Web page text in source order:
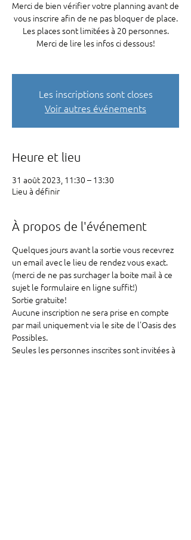
Merci de bien vérifier votre planning avant de
vous inscrire afin de ne pas bloquer de place.
Les places sont limitées à 20 personnes.
Merci de lire les infos ci dessous!
Les inscriptions sont closes
Voir autres événements
Heure et lieu
31 août 2023, 11:30 – 13:30
Lieu à définir
À propos de l'événement
Quelques jours avant la sortie vous recevrez
un email avec le lieu de rendez vous exact.
(merci de ne pas surchager la boite mail à ce
sujet le formulaire en ligne suffit!)
Sortie gratuite!
Aucune inscription ne sera prise en compte
par mail uniquement via le site de l'Oasis des
Possibles.
Seules les personnes inscrites sont invitées à